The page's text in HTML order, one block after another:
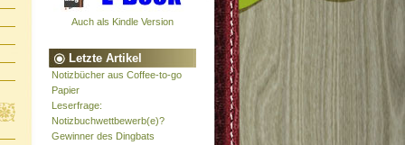
Auch als Kindle Version
Letzte Artikel
Notizbücher aus Coffee-to-go
Papier
Leserfrage:
Notizbuchwettbewerb(e)?
Gewinner des Dingbats